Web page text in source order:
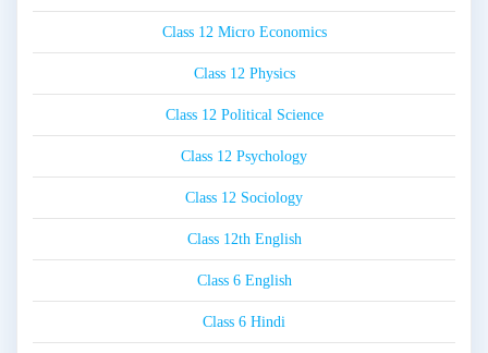
Class 12 Micro Economics
Class 12 Physics
Class 12 Political Science
Class 12 Psychology
Class 12 Sociology
Class 12th English
Class 6 English
Class 6 Hindi